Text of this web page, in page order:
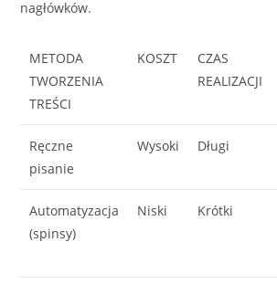
nagłówków.
METODA
TWORZENIA
TREŚCI
KOSZT
CZAS
REALIZACJI
Ręczne
pisanie
Wysoki Długi
Automatyzacja
(spinsy)
Niski Krótki